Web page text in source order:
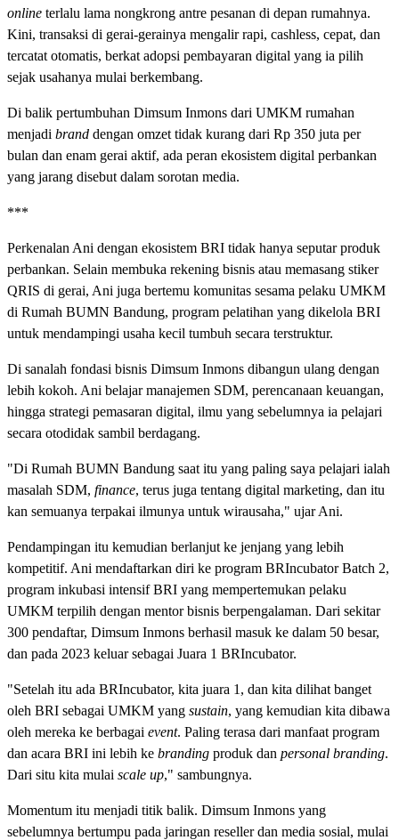
online terlalu lama nongkrong antre pesanan di depan rumahnya.
Kini, transaksi di gerai-gerainya mengalir rapi, cashless, cepat, dan
tercatat otomatis, berkat adopsi pembayaran digital yang ia pilih
sejak usahanya mulai berkembang.
Di balik pertumbuhan Dimsum Inmons dari UMKM rumahan
menjadi brand dengan omzet tidak kurang dari Rp 350 juta per
bulan dan enam gerai aktif, ada peran ekosistem digital perbankan
yang jarang disebut dalam sorotan media.
***
Perkenalan Ani dengan ekosistem BRI tidak hanya seputar produk
perbankan. Selain membuka rekening bisnis atau memasang stiker
QRIS di gerai, Ani juga bertemu komunitas sesama pelaku UMKM
di Rumah BUMN Bandung, program pelatihan yang dikelola BRI
untuk mendampingi usaha kecil tumbuh secara terstruktur.
Di sanalah fondasi bisnis Dimsum Inmons dibangun ulang dengan
lebih kokoh. Ani belajar manajemen SDM, perencanaan keuangan,
hingga strategi pemasaran digital, ilmu yang sebelumnya ia pelajari
secara otodidak sambil berdagang.
"Di Rumah BUMN Bandung saat itu yang paling saya pelajari ialah
masalah SDM, finance, terus juga tentang digital marketing, dan itu
kan semuanya terpakai ilmunya untuk wirausaha," ujar Ani.
Pendampingan itu kemudian berlanjut ke jenjang yang lebih
kompetitif. Ani mendaftarkan diri ke program BRIncubator Batch 2,
program inkubasi intensif BRI yang mempertemukan pelaku
UMKM terpilih dengan mentor bisnis berpengalaman. Dari sekitar
300 pendaftar, Dimsum Inmons berhasil masuk ke dalam 50 besar,
dan pada 2023 keluar sebagai Juara 1 BRIncubator.
"Setelah itu ada BRIncubator, kita juara 1, dan kita dilihat banget
oleh BRI sebagai UMKM yang sustain, yang kemudian kita dibawa
oleh mereka ke berbagai event. Paling terasa dari manfaat program
dan acara BRI ini lebih ke branding produk dan personal branding.
Dari situ kita mulai scale up," sambungnya.
Momentum itu menjadi titik balik. Dimsum Inmons yang
sebelumnya bertumpu pada jaringan reseller dan media sosial, mulai